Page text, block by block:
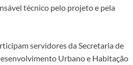
técnico pelo projeto e pela
servidores da Secretaria de
Urbano e Habitação